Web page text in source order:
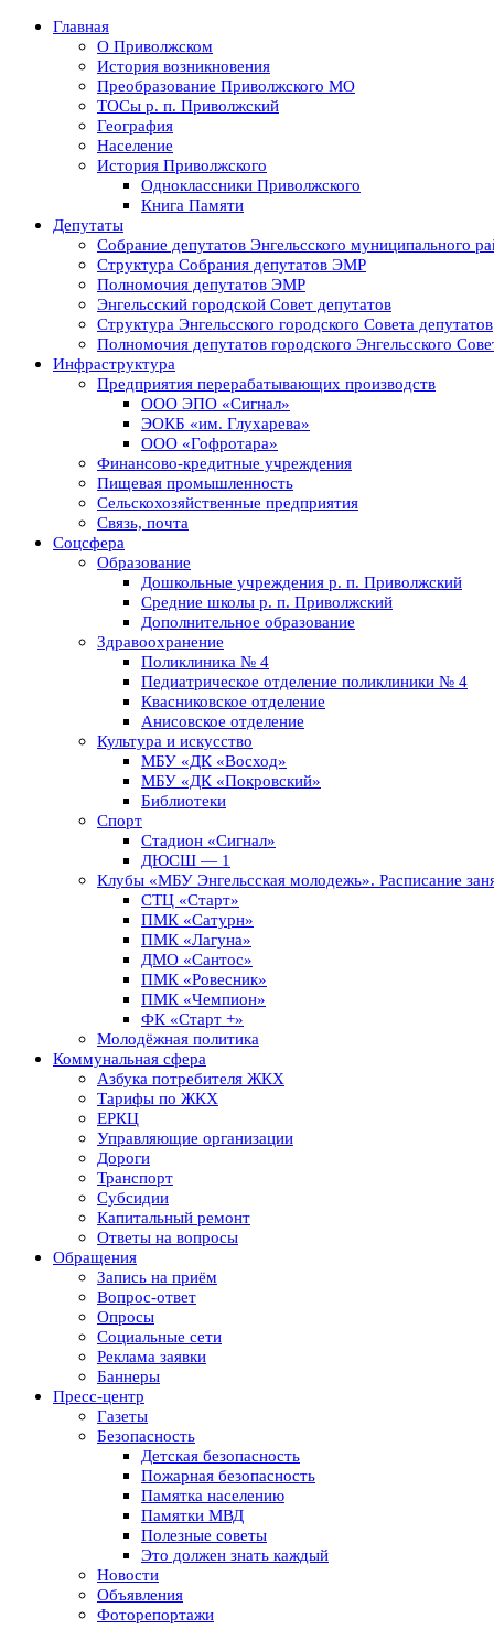
Главная
О Приволжском
История возникновения
Преобразование Приволжского МО
ТОСы р. п. Приволжский
География
Население
История Приволжского
Одноклассники Приволжского
Книга Памяти
Депутаты
Собрание депутатов Энгельсского муниципального
Структура Собрания депутатов ЭМР
Полномочия депутатов ЭМР
Энгельсский городской Совет депутатов
Структура Энгельсского городского Совета депутатов
Полномочия депутатов городского Энгельсского
Инфраструктура
Предприятия перерабатывающих производств
ООО ЭПО «Сигнал»
ЭОКБ «им. Глухарева»
ООО «Гофротара»
Финансово-кредитные учреждения
Пищевая промышленность
Сельскохозяйственные предприятия
Связь, почта
Соцсфера
Образование
Дошкольные учреждения р. п. Приволжский
Средние школы р. п. Приволжский
Дополнительное образование
Здравоохранение
Поликлиника № 4
Педиатрическое отделение поликлиники № 4
Квасниковское отделение
Анисовское отделение
Культура и искусство
МБУ «ДК «Восход»
МБУ «ДК «Покровский»
Библиотеки
Спорт
Стадион «Сигнал»
ДЮСШ — 1
Клубы «МБУ Энгельсская молодежь». Расписание
СТЦ «Старт»
ПМК «Сатурн»
ПМК «Лагуна»
ДМО «Сантос»
ПМК «Ровесник»
ПМК «Чемпион»
ФК «Старт +»
Молодёжная политика
Коммунальная сфера
Азбука потребителя ЖКХ
Тарифы по ЖКХ
ЕРКЦ
Управляющие организации
Дороги
Транспорт
Субсидии
Капитальный ремонт
Ответы на вопросы
Обращения
Запись на приём
Вопрос-ответ
Опросы
Социальные сети
Реклама заявки
Баннеры
Пресс-центр
Газеты
Безопасность
Детская безопасность
Пожарная безопасность
Памятка населению
Памятки МВД
Полезные советы
Это должен знать каждый
Новости
Объявления
Фоторепортажи